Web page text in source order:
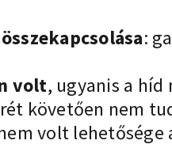
:
volt, ugyanis a
követően nem
volt lehetősége